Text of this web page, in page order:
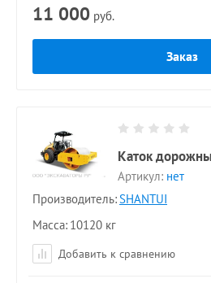
11 000 руб.
Заказ
Каток
Артикул: нет
Производитель:SHANTUI
Масса 10120 кг
Добавить к сравнению